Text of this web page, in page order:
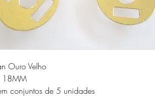
Ouro Velho
18MM
conjuntos de 5 unidades